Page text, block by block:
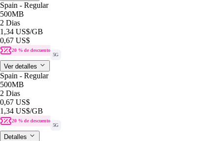
Spain - Regular
500MB
2 Dias
1,34 US$/GB
0,67 US$
20 % de descuento
5G
Ver detalles
Spain - Regular
500MB
2 Dias
0,67 US$
1,34 US$/GB
20 % de descuento
5G
Detalles